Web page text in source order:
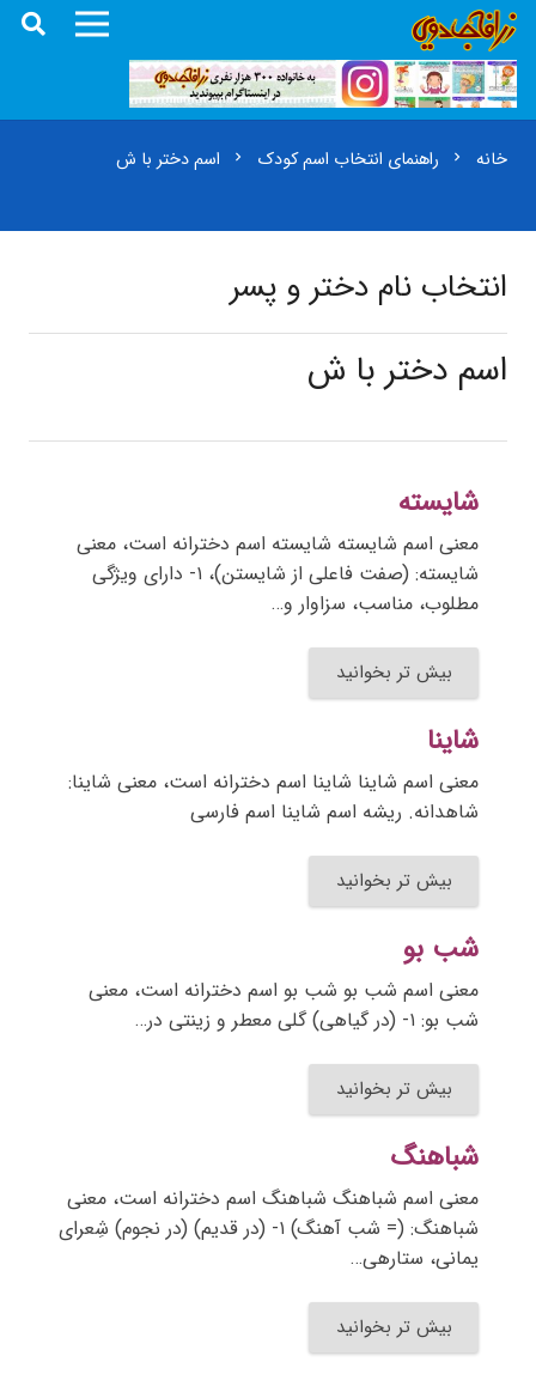
خانه chevron_right راهنمای انتخاب اسم کودک chevron_right اسم دختر با ش
انتخاب نام دختر و پسر
اسم دختر با ش
شایسته
معنی اسم شایسته شایسته اسم دخترانه است، معنی
شایسته: (صفت فاعلی از شایستن)، ۱- دارای ویژگی
مطلوب، مناسب، سزاوار و…
بیش تر بخوانید
شاینا
معنی اسم شاینا شاینا اسم دخترانه است، معنی شاینا:
شاهدانه. ریشه اسم شاینا اسم فارسی
بیش تر بخوانید
شب بو
معنی اسم شب بو شب بو اسم دخترانه است، معنی
شب بو: ۱- (در گیاهی) گلی معطر و زینتی در…
بیش تر بخوانید
شباهنگ
معنی اسم شباهنگ شباهنگ اسم دخترانه است، معنی
شباهنگ: (= شب آهنگ) ۱- (در قدیم) (در نجوم) شِعرای
یمانی، ستارهی…
بیش تر بخوانید